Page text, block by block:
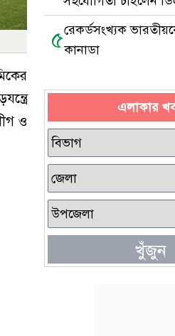
ও
প্রশাসক
৫রেকর্ডসংখ্যক
কানাডা
এলাকার
খুঁজুন